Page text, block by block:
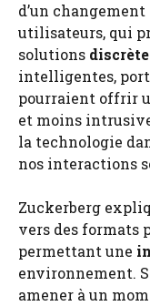
d’un
utilisateurs, qui
solutions
intelligentes,
pourraient offrir
et moins
la technologie
nos interactions
Zuckerberg
vers des formats
permettant une
environnement.
amener à un